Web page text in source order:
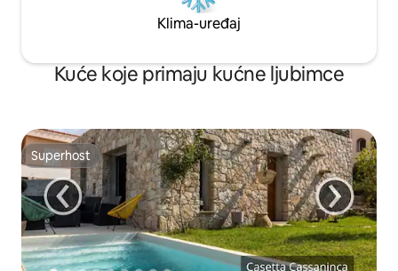
Klima-uređaj
Kuće koje primaju kućne ljubimce
Superhost
Superhost